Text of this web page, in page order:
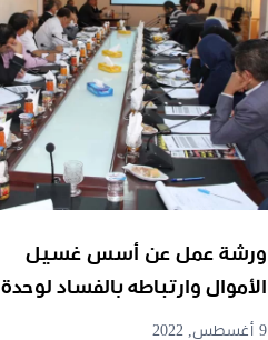
ورشة عمل عن أسس غسيل
الأموال وارتباطه بالفساد لوحدة
المعلومات المالية…
9 أغسطس, 2022